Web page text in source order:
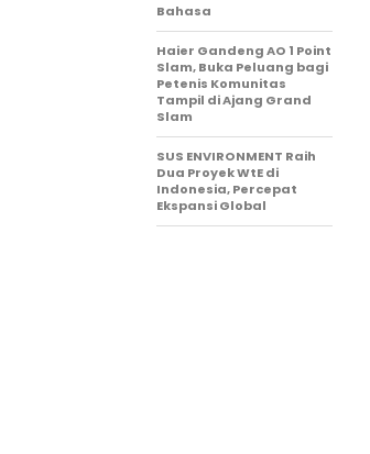
Bahasa
Haier Gandeng AO 1 Point
Slam, Buka Peluang bagi
Petenis Komunitas
Tampil di Ajang Grand
Slam
SUS ENVIRONMENT Raih
Dua Proyek WtE di
Indonesia, Percepat
Ekspansi Global